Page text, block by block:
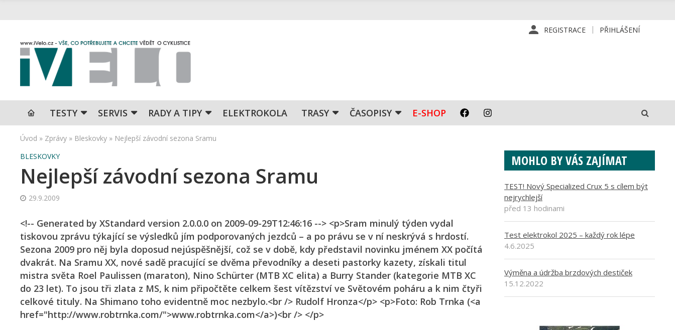
REGISTRACE PŘIHLÁŠENÍ
TESTY SERVIS RADY A TIPY ELEKTROKOLA TRASY ČASOPISY E-SHOP
Úvod » Zprávy » Bleskovky » Nejlepší závodní sezona Sramu
BLESKOVKY
Nejlepší závodní sezona Sramu
29.9.2009
<!-- Generated by XStandard version 2.0.0.0 on 2009-09-29T12:46:16 --> <p>Sram minulý týden vydal
tiskovou zprávu týkající se výsledků jím podporovaných jezdců – a po právu se v ní neskrývá s hrdostí.
Sezona 2009 pro něj byla doposud nejúspěšnější, což se v době, kdy představil novinku jménem XX počítá
dvakrát. Na Sramu XX, nové sadě pracující se dvěma převodníky a deseti pastorky kazety, získali titul
mistra světa Roel Paulissen (maraton), Nino Schürter (MTB XC elita) a Burry Stander (kategorie MTB XC
do 23 let). To jsou tři zlata z MS, k nim připočtěte celkem šest vítězství ve Světovém poháru a k nim čtyři
celkové tituly. Na Shimano toho evidentně moc nezbylo.<br /> Rudolf Hronza</p> <p>Foto: Rob Trnka (<a
href="http://www.robtrnka.com/">www.robtrnka.com</a>)<br /> </p>
MOHLO BY VÁS ZAJÍMAT
TEST! Nový Specialized Crux 5 s cílem být
nejrychlejší
před 13 hodinami
Test elektrokol 2025 – každý rok lépe
4.6.2025
Výměna a údržba brzdových destiček
15.12.2022